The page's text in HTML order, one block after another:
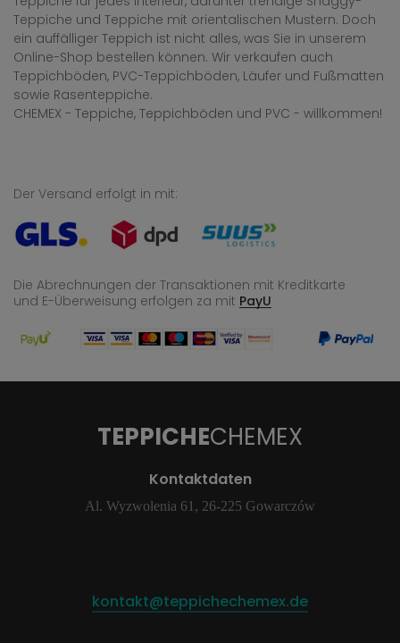
Teppiche und Teppiche mit orientalischen Mustern. Doch
ein auffälliger Teppich ist nicht alles, was Sie in unserem
Online-Shop bestellen können. Wir verkaufen auch
Teppichböden, PVC-Teppichböden, Läufer und Fußmatten
sowie Rasenteppiche.
CHEMEX - Teppiche, Teppichböden und PVC - willkommen!
Der Versand erfolgt in mit:
Die Abrechnungen der Transaktionen mit Kreditkarte
und E-Überweisung erfolgen za mit PayU
TEPPICHECHEMEX
Kontaktdaten
Al. Wyzwolenia 61, 26-225 Gowarczów
kontakt@teppichechemex.de